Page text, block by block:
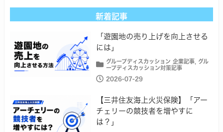
新着記事
「遊園地の売り上げを向上させる
には」
グループディスカッション 企業記事
グル
ープディスカッション対策記事
2026-07-29
【三井住友海上火災保険】「アー
チェリーの競技者を増やすに
は？」